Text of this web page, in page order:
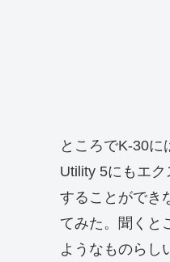
ところでK-30
Utility 5にもエ
することができ
てみた。聞くと
ようなものらし